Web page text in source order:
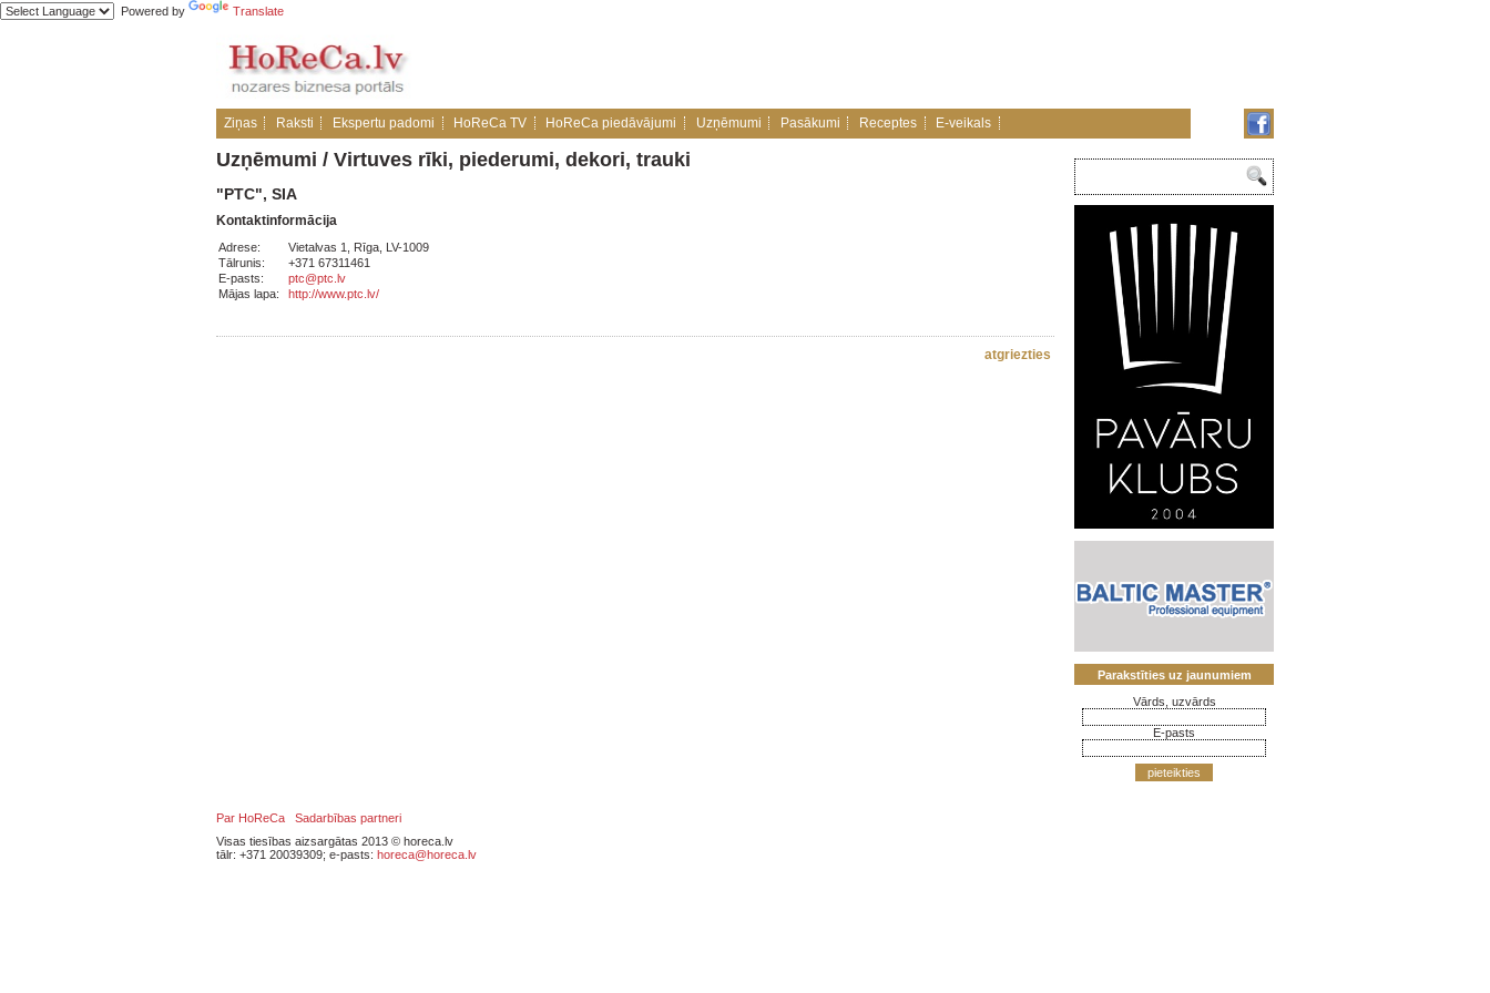
Powered by Translate
Ziņas Raksti Ekspertu padomi HoReCa TV HoReCa piedāvājumi Uzņēmumi Pasākumi Receptes E-veikals
Uzņēmumi / Virtuves rīki, piederumi, dekori, trauki
"PTC", SIA
Kontaktinformācija
Adrese:
Vietalvas 1, Rīga, LV-1009
Tālrunis:
+371 67311461
E-pasts:
ptc@ptc.lv
Mājas lapa:
http://www.ptc.lv/
atgriezties
Parakstīties uz jaunumiem
Vārds, uzvārds
E-pasts
pieteikties
Par HoReCa
Sadarbības partneri
Visas tiesības aizsargātas 2013 © horeca.lv
tālr: +371 20039309; e-pasts: horeca@horeca.lv